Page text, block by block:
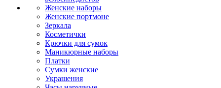
Женские наборы
Женские портмоне
Зеркала
Косметички
Крючки для сумок
Маникюрные наборы
Платки
Сумки женские
Украшения